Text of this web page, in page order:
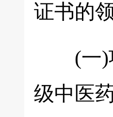
证书的
(一)项
级中医